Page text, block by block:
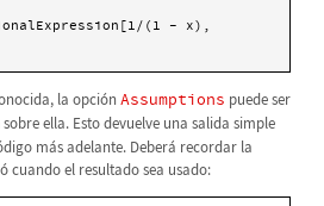
(1 - x),
la opción Assumptions puede ser
sobre ella. Esto devuelve una salida simple
más adelante. Deberá recordar la
cuando el resultado sea usado: